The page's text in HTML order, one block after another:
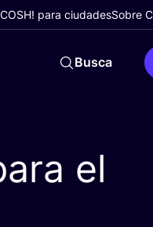
COSH! para ciudadesSobre
Busca
el